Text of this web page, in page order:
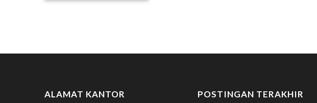
ALAMAT KANTOR POSTINGAN TERAKHIR